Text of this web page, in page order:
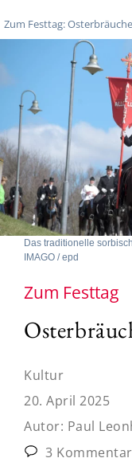
Zum Festtag:
Das traditionelle
IMAGO / epd
Zum Festtag
Kultur
20. April 2025
Autor: Paul
3